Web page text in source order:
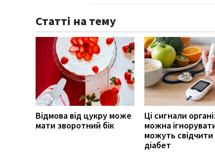
Статті на тему
Відмова від цукру може
мати зворотний бік
Ці сигнали
можна
можуть
діабет